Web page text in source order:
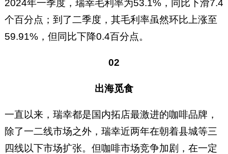
2024年一季度，瑞幸毛利率为53.1%，同比下滑7.4
个百分点；到了二季度，其毛利率虽然环比上涨至
59.91%，但同比下降0.4百分点。
02
出海觅食
一直以来，瑞幸都是国内拓店最激进的咖啡品牌，
除了一二线市场之外，瑞幸近两年在朝着县城等三
四线以下市场扩张。但咖啡市场竞争加剧，在一定